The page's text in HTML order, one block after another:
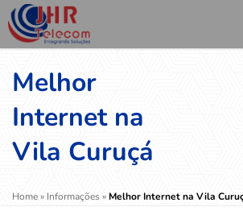
Melhor
Internet na
Vila Curuçá
Home» Informações » Melhor Internet na Vila